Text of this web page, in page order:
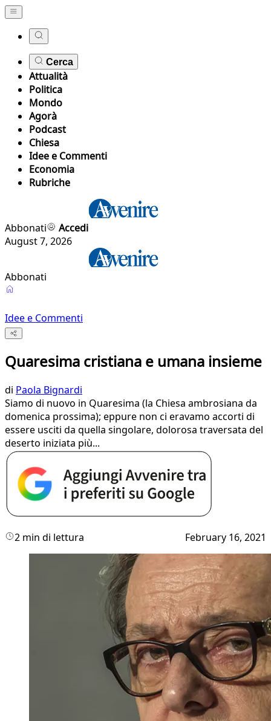
Cerca
Attualità
Politica
Mondo
Agorà
Podcast
Chiesa
Idee e Commenti
Economia
Rubriche
Abbonati
Accedi
August 7, 2026
Abbonati
Idee e Commenti
Quaresima cristiana e umana insieme
di Paola Bignardi
Siamo di nuovo in Quaresima (la Chiesa ambrosiana da
domenica prossima); eppure non ci eravamo accorti di
essere usciti da quella singolare, dolorosa traversata del
deserto iniziata più...
2 min di lettura February 16, 2021